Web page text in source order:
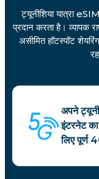
ट्यूनीशिया यात्रा
प्रदान करता है। व्यापक
असीमित हॉटस्पॉट
अपने
इंटरनेट
लिए पूर्ण